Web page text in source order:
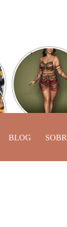
Desfile
Campeãs:
Oliveira
transmissão
BLOG